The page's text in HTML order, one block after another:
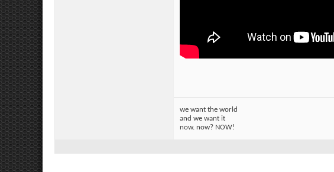
we want the world
and we want it
now. now? NOW!